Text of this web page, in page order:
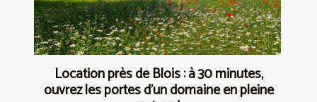
Location près de Blois : à 30 minutes,
ouvrez les portes d’un domaine en pleine